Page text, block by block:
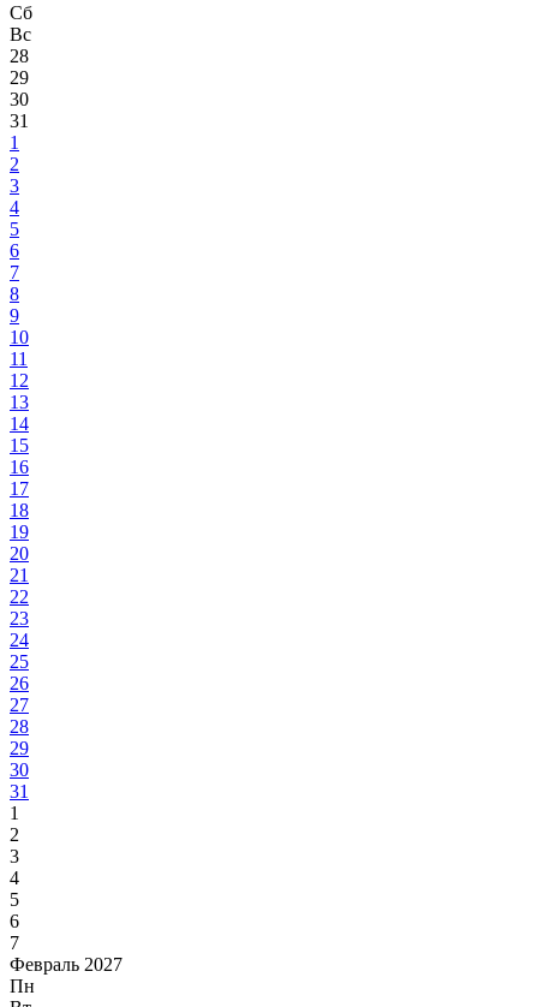
Сб
Вс
28
29
30
31
1
2
3
4
5
6
7
8
9
10
11
12
13
14
15
16
17
18
19
20
21
22
23
24
25
26
27
28
29
30
31
1
2
3
4
5
6
7
Февраль 2027
Пн